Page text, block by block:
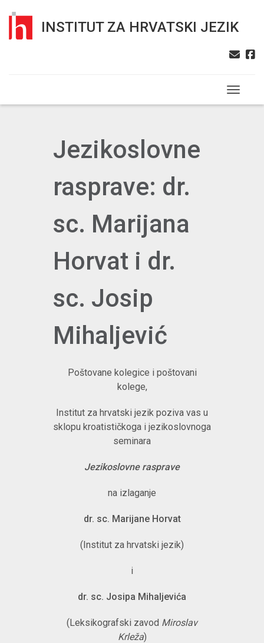
INSTITUT ZA HRVATSKI JEZIK
Toggle
Jezikoslovne
rasprave: dr.
sc. Marijana
Horvat i dr.
sc. Josip
Mihaljević
Poštovane kolegice i poštovani
kolege,
Institut za hrvatski jezik poziva vas u
sklopu kroatističkoga i jezikoslovnoga
seminara
Jezikoslovne rasprave
na izlaganje
dr. sc. Marijane Horvat
(Institut za hrvatski jezik)
i
dr. sc. Josipa Mihaljevića
(Leksikografski zavod Miroslav
Krleža)